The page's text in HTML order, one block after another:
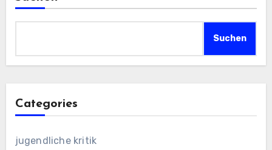
Suchen
Categories
jugendliche kritik